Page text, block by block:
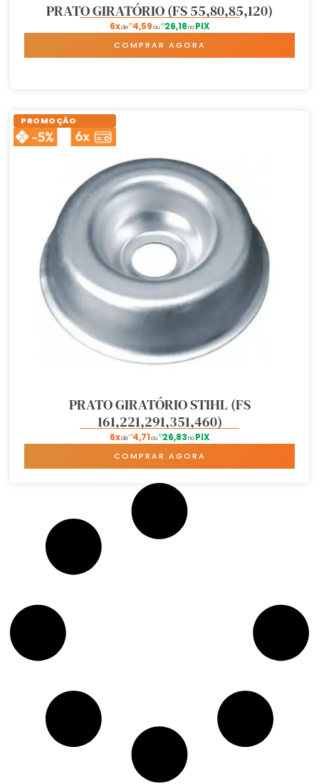
PRATO GIRATÓRIO (FS 55,80,85,120)
6xdeR$4,59ou R$26,18no PIX
COMPRAR AGORA
PRATO GIRATÓRIO STIHL (FS
161,221,291,351,460)
6xdeR$4,71ou R$26,83no PIX
COMPRAR AGORA
PROMOÇÃO